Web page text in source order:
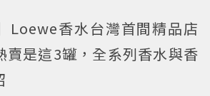
Loewe香水台灣首間精品店
賣是這3罐，全系列香水與香